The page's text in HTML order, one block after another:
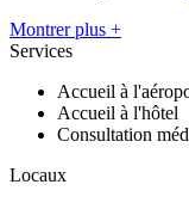
Montrer plus +
Services
Accueil à
Accueil à l'hôtel
Consultation
Locaux